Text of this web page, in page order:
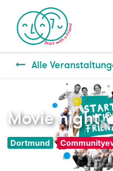
Alle
Movie night
Dortmund